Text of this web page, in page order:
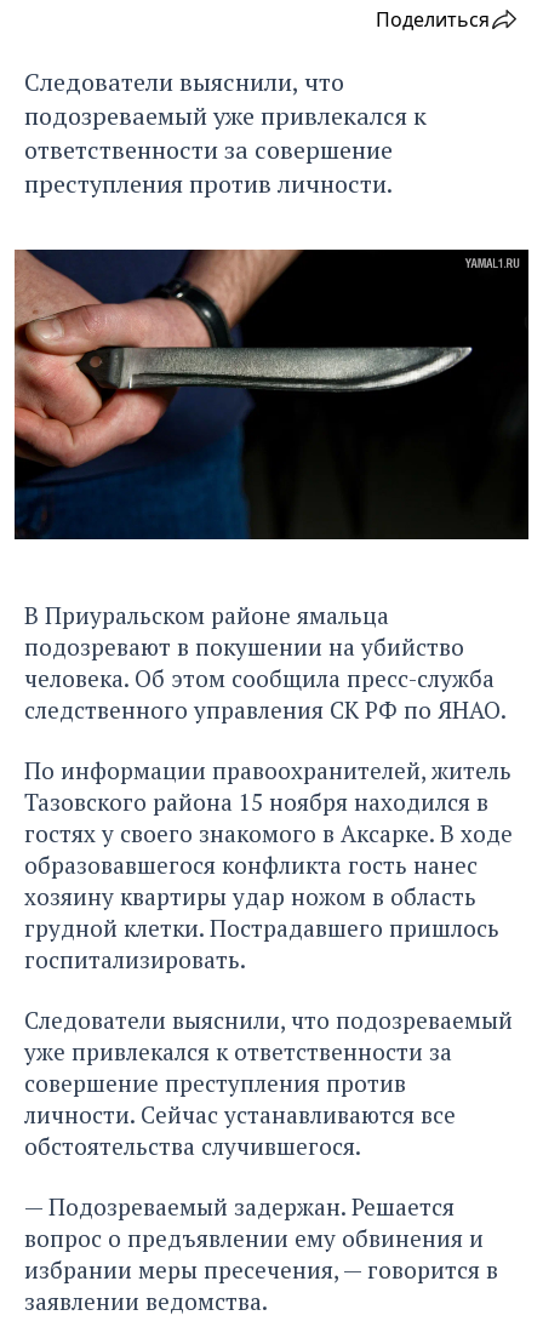
Поделиться
Следователи выяснили, что
подозреваемый уже привлекался к
ответственности за совершение
преступления против личности.
В Приуральском районе ямальца
подозревают в покушении на убийство
человека. Об этом сообщила пресс-служба
следственного управления СК РФ по ЯНАО.
По информации правоохранителей, житель
Тазовского района 15 ноября находился в
гостях у своего знакомого в Аксарке. В ходе
образовавшегося конфликта гость нанес
хозяину квартиры удар ножом в область
грудной клетки. Пострадавшего пришлось
госпитализировать.
Следователи выяснили, что подозреваемый
уже привлекался к ответственности за
совершение преступления против
личности. Сейчас устанавливаются все
обстоятельства случившегося.
— Подозреваемый задержан. Решается
вопрос о предъявлении ему обвинения и
избрании меры пресечения, — говорится в
заявлении ведомства.